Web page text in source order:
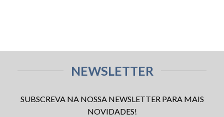
NEWSLETTER
SUBSCREVA NA NOSSA NEWSLETTER PARA MAIS
NOVIDADES!